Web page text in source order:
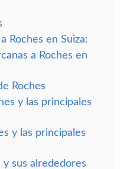
Roches en Suiza:
a Roches en
Roches
y las principales
y las principales
y sus alrededores